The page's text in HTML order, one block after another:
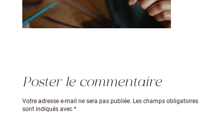
Poster le commentaire
Votre adresse e-mail ne sera pas publiée. Les champs obligatoires
sont indiqués avec *